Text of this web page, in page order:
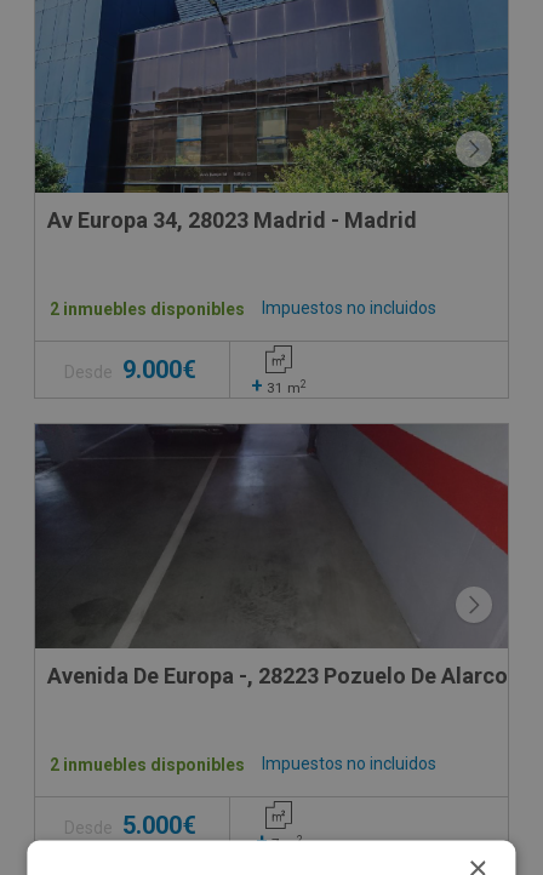
Av Europa 34, 28023 Madrid - Madrid
Impuestos no incluidos
2 inmuebles disponibles
Desde 9.000€
+ 31 m2
Avenida De Europa -, 28223 Pozuelo De Alarcon
Impuestos no incluidos
2 inmuebles disponibles
Desde 5.000€
+ 7m2
×